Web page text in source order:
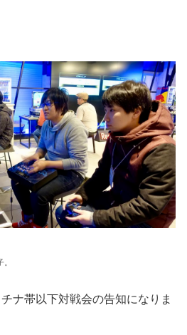
ナ帯以下対戦会の告知になりま